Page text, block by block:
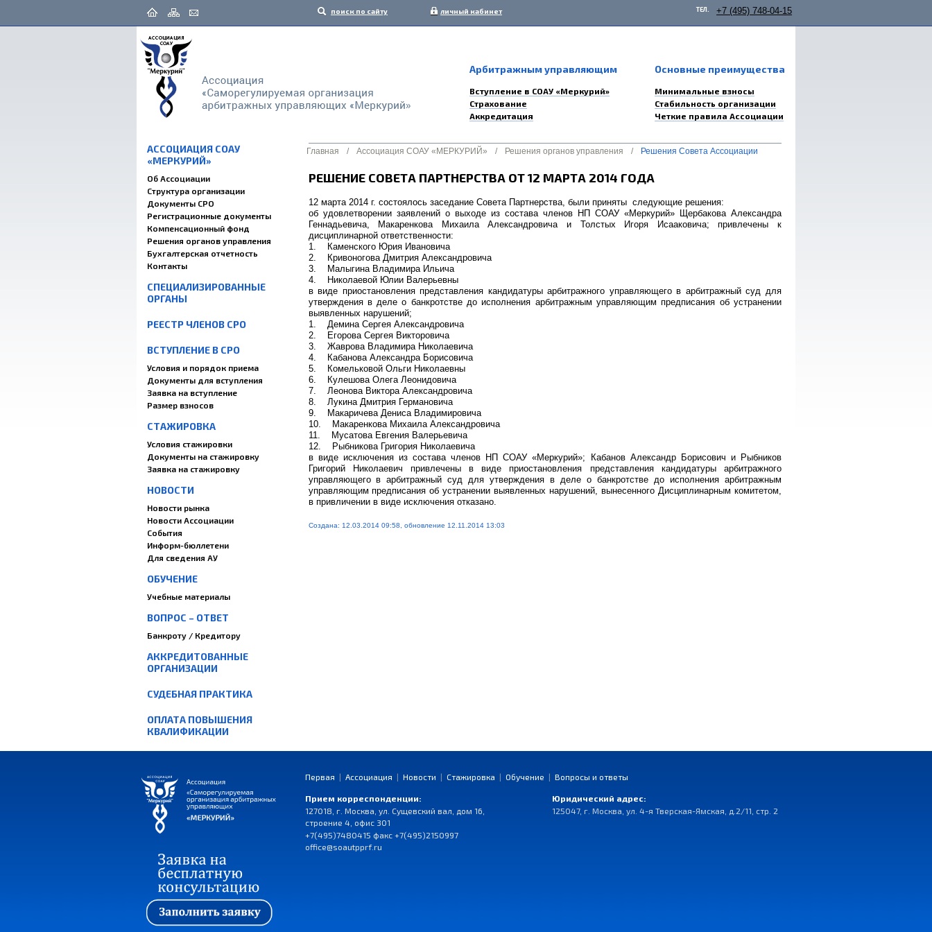
поиск по сайту личный кабинет ТЕЛ. +7 (495) 748-04-15
Арбитражным управляющим
Вступление в СОАУ «Меркурий»
Страхование
Аккредитация
Основные преимущества
Минимальные взносы
Стабильность организации
Четкие правила Ассоциации
АССОЦИАЦИЯ СОАУ
«МЕРКУРИЙ»
Об Ассоциации
Структура организации
Документы СРО
Регистрационные документы
Компенсационный фонд
Решения органов управления
Бухгалтерская отчетность
Контакты
СПЕЦИАЛИЗИРОВАННЫЕ
ОРГАНЫ
РЕЕСТР ЧЛЕНОВ СРО
ВСТУПЛЕНИЕ В СРО
Условия и порядок приема
Документы для вступления
Заявка на вступление
Размер взносов
СТАЖИРОВКА
Условия стажировки
Документы на стажировку
Заявка на стажировку
НОВОСТИ
Новости рынка
Новости Ассоциации
События
Информ-бюллетени
Для сведения АУ
ОБУЧЕНИЕ
Учебные материалы
ВОПРОС – ОТВЕТ
Банкроту / Кредитору
АККРЕДИТОВАННЫЕ
ОРГАНИЗАЦИИ
СУДЕБНАЯ ПРАКТИКА
ОПЛАТА ПОВЫШЕНИЯ
КВАЛИФИКАЦИИ
Главная / Ассоциация СОАУ «МЕРКУРИЙ» / Решения органов управления / Решения Совета Ассоциации
РЕШЕНИЕ СОВЕТА ПАРТНЕРСТВА ОТ 12 МАРТА 2014 ГОДА
12 марта 2014 г. состоялось заседание Совета Партнерства, были приняты следующие решения:
об удовлетворении заявлений о выходе из состава членов НП СОАУ «Меркурий» Щербакова Александра
Геннадьевича, Макаренкова Михаила Александровича и Толстых Игоря Исааковича; привлечены к
дисциплинарной ответственности:
1. Каменского Юрия Ивановича
2. Кривоногова Дмитрия Александровича
3. Малыгина Владимира Ильича
4. Николаевой Юлии Валерьевны
в виде приостановления представления кандидатуры арбитражного управляющего в арбитражный суд для
утверждения в деле о банкротстве до исполнения арбитражным управляющим предписания об устранении
выявленных нарушений;
1. Демина Сергея Александровича
2. Егорова Сергея Викторовича
3. Жаврова Владимира Николаевича
4. Кабанова Александра Борисовича
5. Комельковой Ольги Николаевны
6. Кулешова Олега Леонидовича
7. Леонова Виктора Александровича
8. Лукина Дмитрия Германовича
9. Макаричева Дениса Владимировича
10. Макаренкова Михаила Александровича
11. Мусатова Евгения Валерьевича
12. Рыбникова Григория Николаевича
в виде исключения из состава членов НП СОАУ «Меркурий»; Кабанов Александр Борисович и Рыбников
Григорий Николаевич привлечены в виде приостановления представления кандидатуры арбитражного
управляющего в арбитражный суд для утверждения в деле о банкротстве до исполнения арбитражным
управляющим предписания об устранении выявленных нарушений, вынесенного Дисциплинарным комитетом,
в привличении в виде исключения отказано.
Создана: 12.03.2014 09:58, обновление 12.11.2014 13:03
Первая | Ассоциация | Новости | Стажировка | Обучение | Вопросы и ответы
Прием корреспонденции:
127018, г. Москва, ул. Сущевский вал, дом 16,
строение 4, офис 301
+7(495)7480415 факс +7(495)2150997
office@soautpprf.ru
Юридический адрес:
125047, г. Москва, ул. 4-я Тверская-Ямская, д.2/11, стр. 2